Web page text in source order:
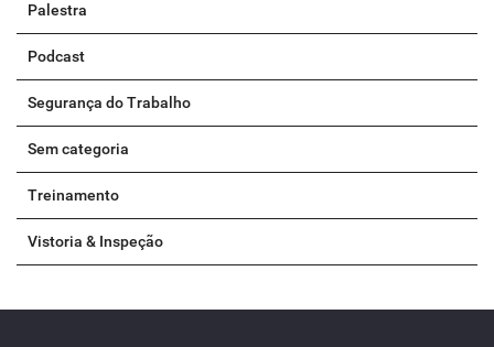
Palestra
Podcast
Segurança do Trabalho
Sem categoria
Treinamento
Vistoria & Inspeção